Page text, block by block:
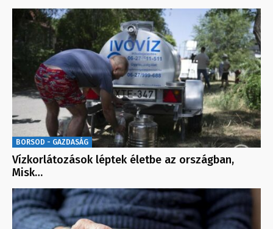
BORSOD - GAZDASÁG
Vízkorlátozások léptek életbe az országban,
Misk…